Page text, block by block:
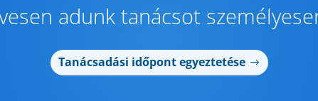
adunk tanácsot
Tanácsadási időpont egyeztetése